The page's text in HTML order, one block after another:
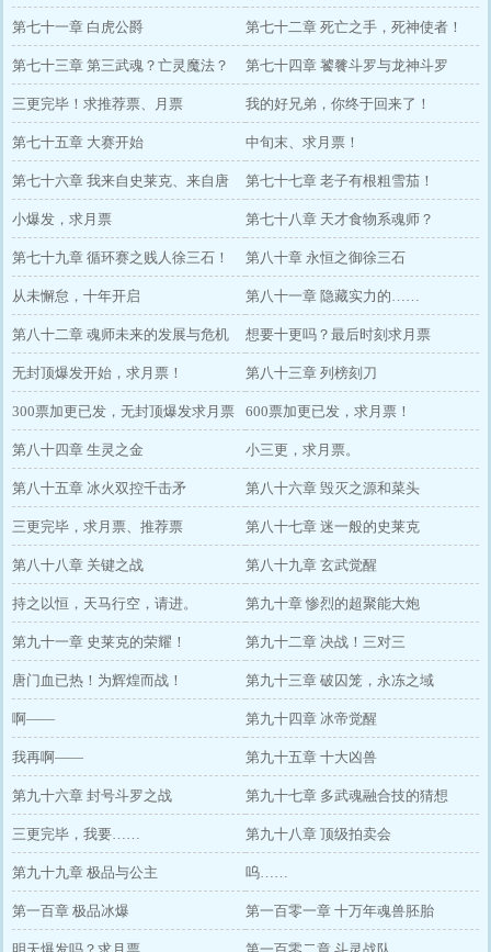
第七十一章 白虎公爵 第七十二章 死亡之手，死神使者！
第七十三章 第三武魂？亡灵魔法？ 第七十四章 饕餮斗罗与龙神斗罗
三更完毕！求推荐票、月票 我的好兄弟，你终于回来了！
第七十五章 大赛开始 中旬末、求月票！
第七十六章 我来自史莱克、来自唐
门！
第七十七章 老子有根粗雪茄！
小爆发，求月票 第七十八章 天才食物系魂师？
第七十九章 循环赛之贱人徐三石！ 第八十章 永恒之御徐三石
从未懈怠，十年开启 第八十一章 隐藏实力的……
第八十二章 魂师未来的发展与危机 想要十更吗？最后时刻求月票
无封顶爆发开始，求月票！ 第八十三章 列榜刻刀
300票加更已发，无封顶爆发求月票 600票加更已发，求月票！
第八十四章 生灵之金 小三更，求月票。
第八十五章 冰火双控千击矛 第八十六章 毁灭之源和菜头
三更完毕，求月票、推荐票 第八十七章 迷一般的史莱克
第八十八章 关键之战 第八十九章 玄武觉醒
持之以恒，天马行空，请进。 第九十章 惨烈的超聚能大炮
第九十一章 史莱克的荣耀！ 第九十二章 决战！三对三
唐门血已热！为辉煌而战！ 第九十三章 破囚笼，永冻之域
啊—— 第九十四章 冰帝觉醒
我再啊—— 第九十五章 十大凶兽
第九十六章 封号斗罗之战 第九十七章 多武魂融合技的猜想
三更完毕，我要…… 第九十八章 顶级拍卖会
第九十九章 极品与公主 呜……
第一百章 极品冰爆 第一百零一章 十万年魂兽胚胎